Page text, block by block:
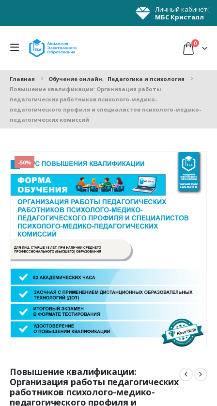
Личный кабинет
МБС Кристалл
0
Главная Обучение онлайн, Педагогика и психология
Повышение квалификации: Организация работы
педагогических работников психолого-медико-
педагогического профиля и специалистов психолого-медико-
педагогических комиссий
-50%
Повышение квалификации:
Организация работы педагогических
работников психолого-медико-
педагогического профиля и